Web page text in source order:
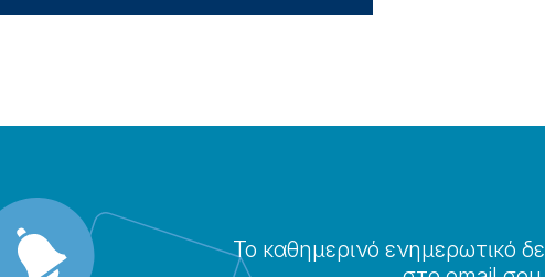
Το καθημερɩνό ενημερωτɩκό